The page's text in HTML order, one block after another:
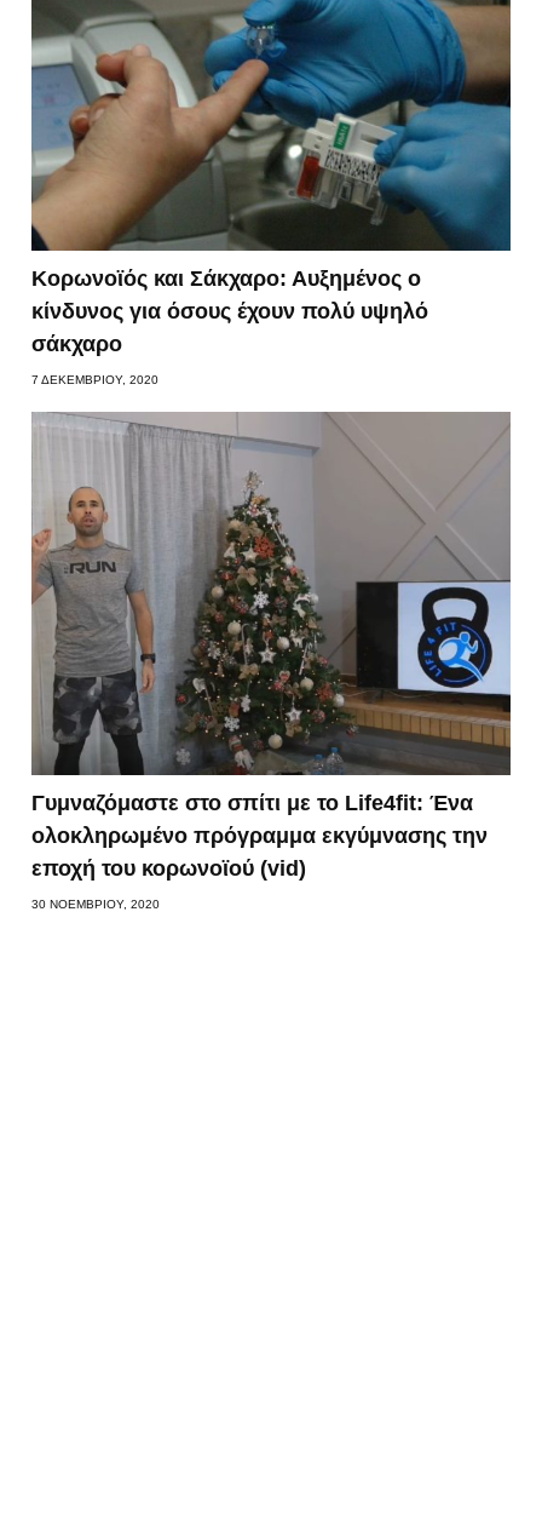
Κορωνοϊός και Σάκχαρο: Αυξημένος ο
κίνδυνος για όσους έχουν πολύ υψηλό
σάκχαρο
7 ΔΕΚΕΜΒΡΊΟΥ, 2020
Γυμναζόμαστε στο σπίτι με το Life4fit: Ένα
ολοκληρωμένο πρόγραμμα εκγύμνασης την
εποχή του κορωνοϊού (vid)
30 ΝΟΕΜΒΡΊΟΥ, 2020